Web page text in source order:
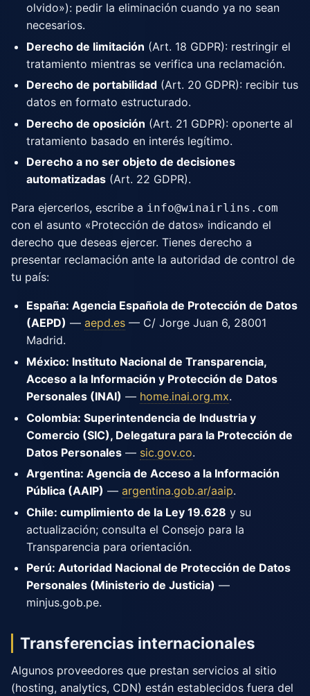
olvido»): pedir la eliminación cuando ya no sean
necesarios.
Derecho de limitación (Art. 18 GDPR): restringir el
tratamiento mientras se verifica una reclamación.
Derecho de portabilidad (Art. 20 GDPR): recibir tus
datos en formato estructurado.
Derecho de oposición (Art. 21 GDPR): oponerte al
tratamiento basado en interés legítimo.
Derecho a no ser objeto de decisiones
automatizadas (Art. 22 GDPR).
Para ejercerlos, escribe a info@winairlins.com
con el asunto «Protección de datos» indicando el
derecho que deseas ejercer. Tienes derecho a
presentar reclamación ante la autoridad de control de
tu país:
España: Agencia Española de Protección de Datos
(AEPD) —aepd.es — C/ Jorge Juan 6, 28001
Madrid.
México: Instituto Nacional de Transparencia,
Acceso a la Información y Protección de Datos
Personales (INAI) — home.inai.org.mx.
Colombia: Superintendencia de Industria y
Comercio (SIC), Delegatura para la Protección de
Datos Personales — sic.gov.co.
Argentina: Agencia de Acceso a la Información
Pública (AAIP) —argentina.gob.ar/aaip.
Chile: cumplimiento de la Ley 19.628 y su
actualización; consulta el Consejo para la
Transparencia para orientación.
Perú: Autoridad Nacional de Protección de Datos
Personales (Ministerio de Justicia) —
minjus.gob.pe.
Transferencias internacionales
Algunos proveedores que prestan servicios al sitio
(hosting, analytics, CDN) están establecidos fuera del